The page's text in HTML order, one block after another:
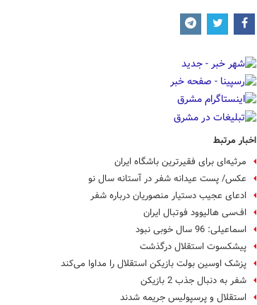
اخبار مرتبط
مرثیه‌ای برای فقیرترین باشگاه ایران
عکس/ پست عیدانه شفر در آستانه سال نو
ادعای عجیب دستیار منصوریان درباره شفر
اف‌سی هالیوود فوتبال ایران
اسماعیلی: 96 سال خوبی نبود
پیشکسوت استقلال درگذشت
پزشک اوسین بولت بازیکن استقلال را مداوا می‌کند
شفر به دنبال جذب 2 بازیکن
استقلال و پرسپولیس جریمه شدند